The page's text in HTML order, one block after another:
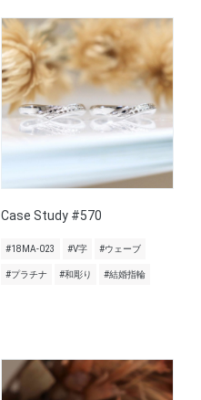
Case Study #570
#18MA-023 #V字 #ウェーブ
#プラチナ #和彫り #結婚指輪